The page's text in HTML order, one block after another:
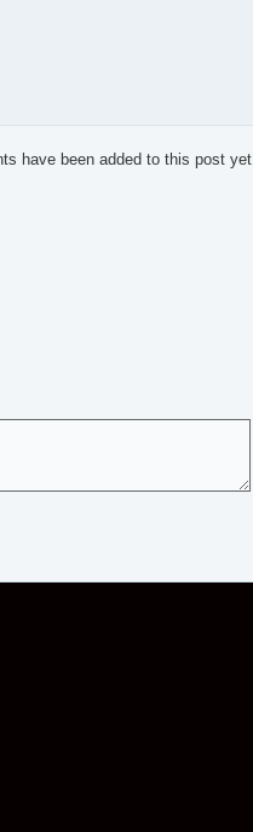
have been added to this post yet.